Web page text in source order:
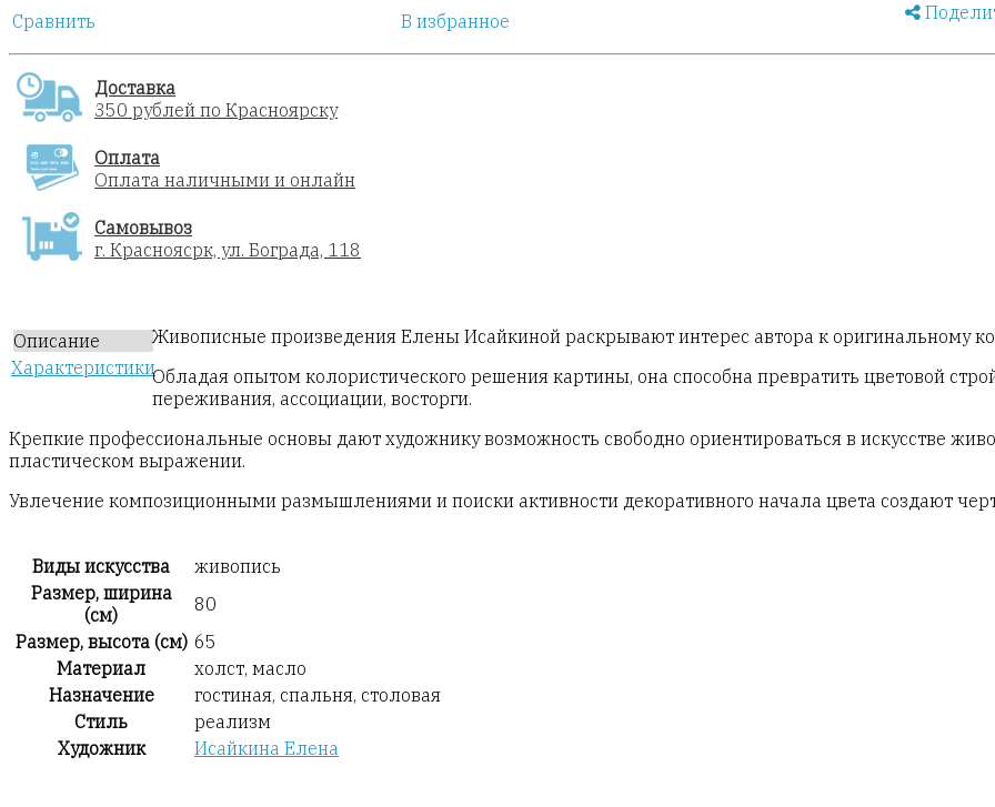
Сравнить В избранное
Доставка
350 рублей по Красноярску
Оплата
Оплата наличными и онлайн
Самовывоз
г. Красноясрк, ул. Бограда, 118
Описание
Характеристики
Живописные произведения Елены Исайкиной раскрывают интерес автора к оригинальному
Обладая опытом колористического решения картины, она способна превратить цветовой
переживания, ассоциации, восторги.
Крепкие профессиональные основы дают художнику возможность свободно ориентироваться в искусстве
пластическом выражении.
Увлечение композиционными размышлениями и поиски активности декоративного начала цвета создают
Виды искусства
живопись
Размер, ширина
(см)
80
Размер, высота (см) 65
Материал
холст, масло
Назначение
гостиная, спальня, столовая
Стиль
реализм
Художник
Исайкина Елена